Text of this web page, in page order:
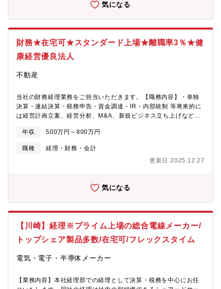
を広く与えて成果に期待します。その方針があっている方であれ
す。【魅力】・参入障壁が高い業界のため、国内では独占状態で
ートワークも可でワークライフバランス◎・2023年5月に建てた
新しいオフィスです。オフィスカジュアル可。登戸駅から徒歩4分
成】財務経理部（部長1名、グループリーダー1名）
気になる
財務★在宅可★スタンダード上場★離職率3％★健
康経営優良法人
不動産
当社の財務経理業務をご担当いただきます。【職務内容】・単独
決算・連結決算・税務申告・資金調達・IR・内部統制 等将来的に
は経営計画立案、経営分析、M&A、新規ビジネス立ち上げなどの
組織強化の為【組織構成】■財務経理部部長(50代 男性)課長(40代
後半)担当課長2名(30代後半)一般3名(20代、30代前半2名)★魅力
★■週2～3日在宅勤務可能■離職率3％とかなり低く、平均勤続年
数15年と高い定着率を誇る（昨年、某社が実施した「離職する人
れるチャンスがある■スタンダード市場上場企業■福利厚生や手当
■「DX注目企業2025」に選定■公共事業からの受注が売上の7割を
内の様々な研修やプロジェクト、働き方改革、ボランティア等へ
の積極参加を推奨しており、従業員目線で制度設計ができること
事に携わることができるポジションとして、やりがいを十分に感
ています。※同社は災害時にも力を入れており、社会貢献活動を
年収 500万円～800万円
職種
経理・財務・会計
更新日 2025.12.27
気になる
【川崎】経理※プライム上場の総合電線メーカー/
トップシェア製品多数/在宅可/フレックスタイム
電気・電子・半導体メーカー
【業務内容】本社経理部での経理として決算・税務を中心にお任